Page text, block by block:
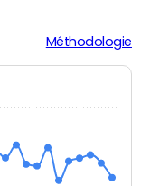
Méthodologie